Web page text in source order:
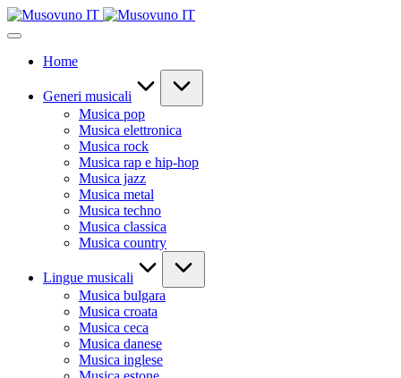
Skip
to
Home
Generi musicali
Musica pop
Musica elettronica
Musica rock
Musica rap e hip-hop
Musica jazz
Musica metal
Musica techno
Musica classica
Musica country
Lingue musicali
Musica bulgara
Musica croata
Musica ceca
Musica danese
Musica inglese